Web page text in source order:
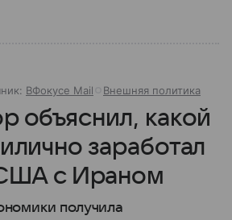
ВФокусе Mail Внешняя политика
объяснил, какой
заработал
с Ираном
получила